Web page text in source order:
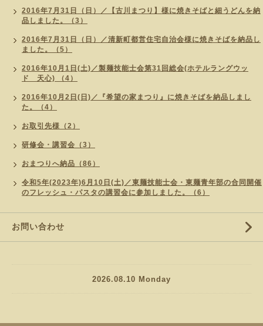
2016年7月31日（日）／【古川まつり】様に焼きそばと細うどんを納
品しました。（3）
2016年7月31日（日）／清新町都営住宅自治会様に焼きそばを納品し
ました。（5）
2016年10月1日(土)／製麺技能士会第31回総会(ホテルラングウッ
ド 天心) （4）
2016年10月2日(日)／『希望の家まつり』に焼きそばを納品しまし
た。（4）
お取引先様（2）
研修会・講習会（3）
おまつりへ納品（86）
令和5年(2023年)6月10日(土)／東麺技能士会・東麺青年部の合同開催
のフレッシュ・パスタの講習会に参加しました。（6）
お問い合わせ
2026.08.10 Monday